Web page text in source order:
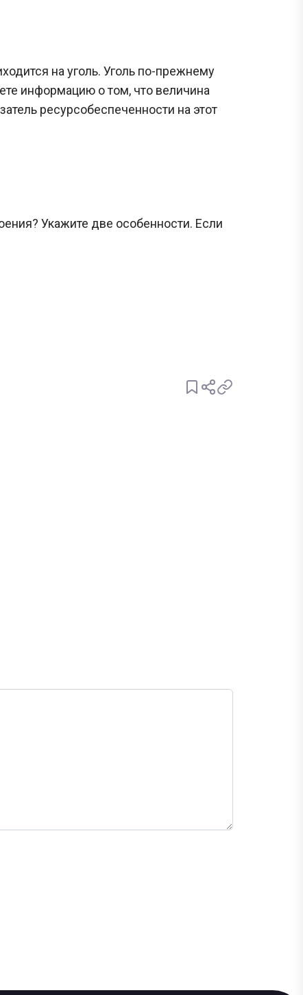
на уголь. Уголь по-прежнему
информацию о том, что величина
ресурсобеспеченности на этот
Укажите две особенности. Если